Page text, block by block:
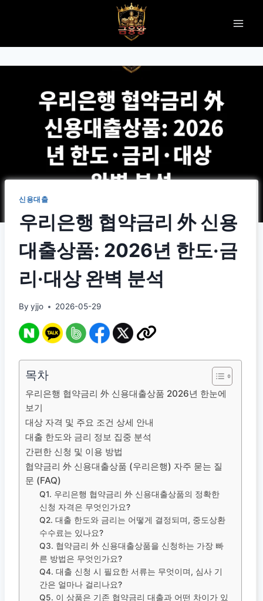
신용대출
우리은행 협약금리 外 신용
대출상품: 2026년 한도·금
리·대상 완벽 분석
By yjjo 2026-05-29
목차
우리은행 협약금리 外 신용대출상품 2026년 한눈에
보기
대상 자격 및 주요 조건 상세 안내
대출 한도와 금리 정보 집중 분석
간편한 신청 및 이용 방법
협약금리 外 신용대출상품 (우리은행) 자주 묻는 질
문 (FAQ)
Q1. 우리은행 협약금리 外 신용대출상품의 정확한
신청 자격은 무엇인가요?
Q2. 대출 한도와 금리는 어떻게 결정되며, 중도상환
수수료는 있나요?
Q3. 협약금리 外 신용대출상품을 신청하는 가장 빠
른 방법은 무엇인가요?
Q4. 대출 신청 시 필요한 서류는 무엇이며, 심사 기
간은 얼마나 걸리나요?
Q5. 이 상품은 기존 협약금리 대출과 어떤 차이가 있